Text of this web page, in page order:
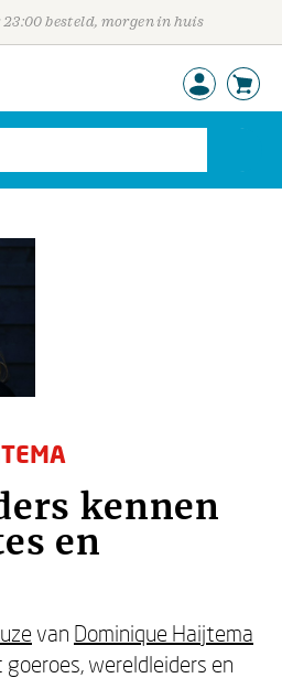
besteld, morgen in huis
kennen
en
van Dominique Haijtema
wereldleiders en